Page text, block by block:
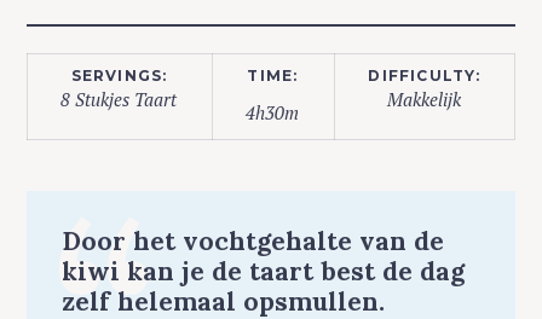
SERVINGS:
8 Stukjes Taart
TIME:
4h30m
DIFFICULTY:
Makkelijk
Door het vochtgehalte van de
kiwi kan je de taart best de dag
zelf helemaal opsmullen.